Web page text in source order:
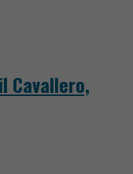
Cavallero,